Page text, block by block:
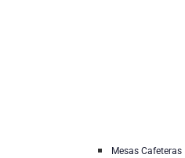
Mesas Cafeteras